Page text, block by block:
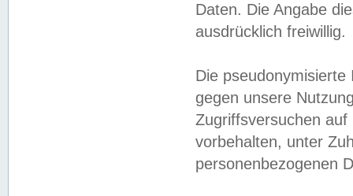
Daten. Die Angabe
ausdrücklich freiwillig.
Die
gegen unsere
Zugriffsversuchen
vorbehalten, unter
personenbezogenen